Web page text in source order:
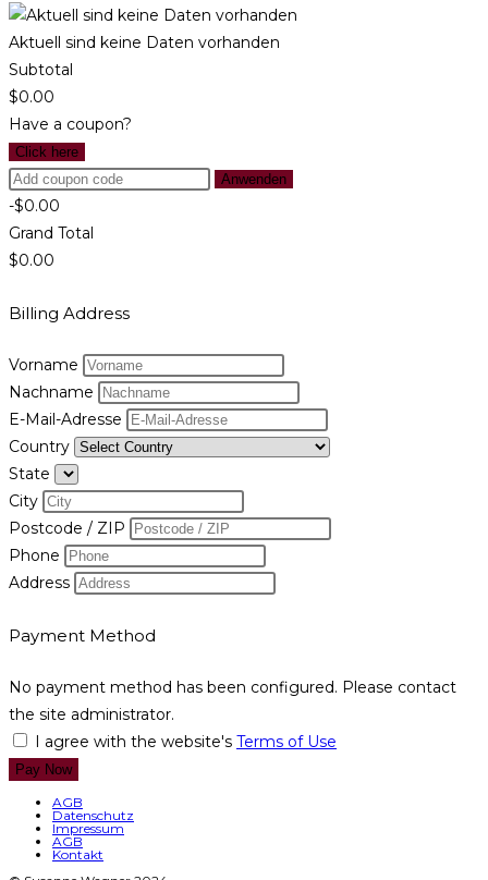
Aktuell sind keine Daten vorhanden
Subtotal
$0.00
Have a coupon?
Click here
Anwenden
-$0.00
Grand Total
$0.00
Billing Address
Vorname
Nachname
E-Mail-Adresse
Country
State
City
Postcode / ZIP
Phone
Address
Payment Method
No payment method has been configured. Please contact
the site administrator.
I agree with the website's Terms of Use
Pay Now
AGB
Datenschutz
Impressum
AGB
Kontakt